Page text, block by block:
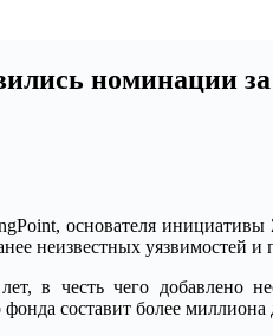
номинации
основателя
неизвестных уязвимостей и
в честь чего добавлено
составит более миллиона